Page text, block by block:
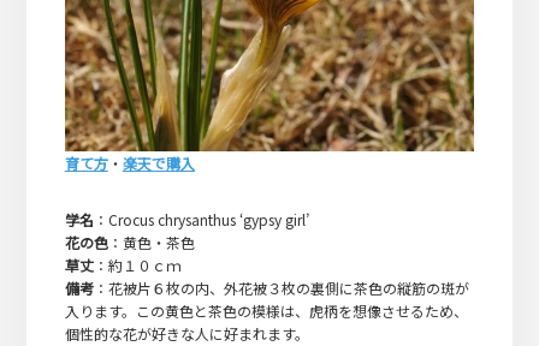
育て方・ 楽天で購入
学名 ：Crocus chrysanthus ‘gypsy girl’
花の色：黄色・茶色
草丈：約１０ｃｍ
備考：花被片６枚の内、外花被３枚の裏側に茶色の縦筋の斑が
入ります。この黄色と茶色の模様は、虎柄を想像させるため、
個性的な花が好きな人に好まれます。